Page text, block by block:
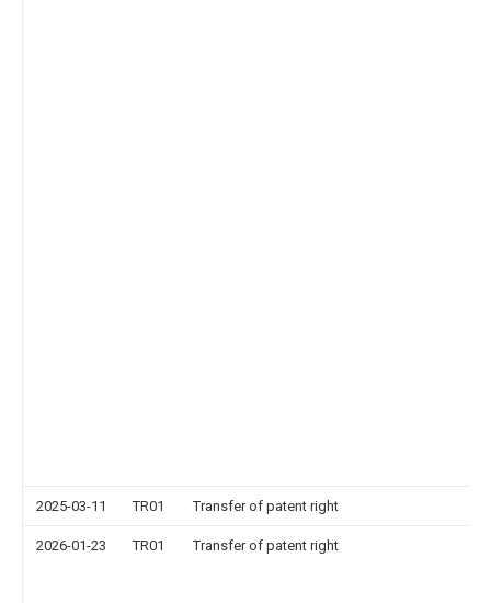
2025-03-11 TR01 Transfer of patent right
2026-01-23 TR01 Transfer of patent right